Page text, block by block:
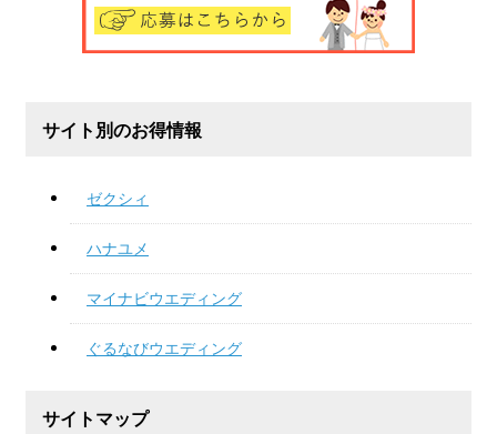
サイト別のお得情報
ゼクシィ
ハナユメ
マイナビウエディング
ぐるなびウエディング
サイトマップ